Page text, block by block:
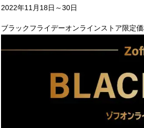
2022年11月18日～30日
ブラックフライデーオンラインストア限定